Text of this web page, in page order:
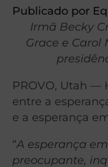
Publicado por
Irmã Becky
Grace e Carol
PROVO, Utah —
entre a
e a esperança
“A esperança
preocupante,